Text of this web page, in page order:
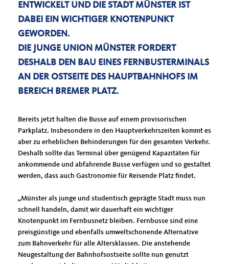
ENTWICKELT UND DIE STADT MÜNSTER IST
DABEI EIN WICHTIGER KNOTENPUNKT
GEWORDEN.
DIE JUNGE UNION MÜNSTER FORDERT
DESHALB DEN BAU EINES FERNBUSTERMINALS
AN DER OSTSEITE DES HAUPTBAHNHOFS IM
BEREICH BREMER PLATZ.
Bereits jetzt halten die Busse auf einem provisorischen
Parkplatz. Insbesondere in den Hauptverkehrszeiten kommt es
aber zu erheblichen Behinderungen für den gesamten Verkehr.
Deshalb sollte das Terminal über genügend Kapazitäten für
ankommende und abfahrende Busse verfügen und so gestaltet
werden, dass auch Gastronomie für Reisende Platz findet.
Münster als junge und studentisch geprägte Stadt muss nun
schnell handeln, damit wir dauerhaft ein wichtiger
Knotenpunkt im Fernbusnetz bleiben. Fernbusse sind eine
preisgünstige und ebenfalls umweltschonende Alternative
zum Bahnverkehr für alle Altersklassen. Die anstehende
Neugestaltung der Bahnhofsostseite sollte nun genutzt